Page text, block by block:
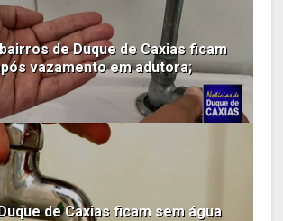
de Duque de Caxias ficam
vazamento em adutora;
de Caxias ficam sem água